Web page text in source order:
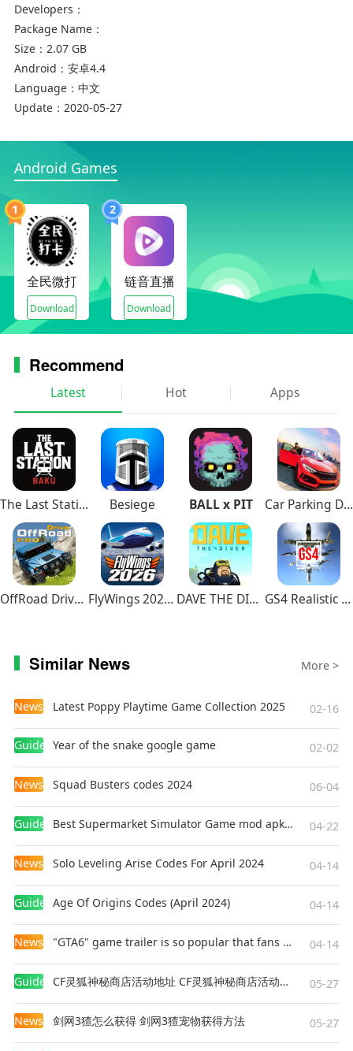
的阅读资源；
蜘蛛盟app小编点评分析：
可以锻炼你们的英语说话水平,遇到的不会的问题
可以直接通过软件查询,这款软件可以让你们享受
最方便的阅读体感。
温馨提示：
蜘蛛盟即将上线，敬请关注！
Developers：
Package Name：
Size： 2.07 GB
Android： 安卓4.4
Language： 中文
Update： 2020-05-27
Android Games
1
全民微打卡
Download
2
链音直播
Download
Recommend
Latest Hot Apps
The Last Station – Baku Besiege BALL x PIT Car Parking Driving School
OffRoad Drive Pro FlyWings 2026 Flight Simulator DAVE THE DIVER GS4 Realistic Air Combat
Similar News More >
News Latest Poppy Playtime Game Collection 2025 02-16
Guides Year of the snake google game 02-02
News Squad Busters codes 2024 06-04
Guides Best Supermarket Simulator Game mod apk for Android 04-22
News Solo Leveling Arise Codes For April 2024 04-14
Guides Age Of Origins Codes (April 2024) 04-14
News "GTA6" game trailer is so popular that fans make and release a real-life version 04-14
Guides CF灵狐神秘商店活动地址 CF灵狐神秘商店活动网址 05-27
News 剑网3猹怎么获得 剑网3猹宠物获得方法 05-27